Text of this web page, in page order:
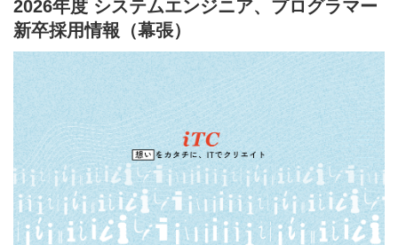
2026年度 システムエンジニア、プログラマー
新卒採用情報（幕張）